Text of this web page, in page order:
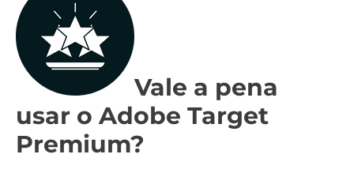
Vale a pena
usar o Adobe Target
Premium?